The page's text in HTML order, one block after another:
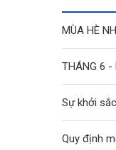
MÙA HÈ
THÁNG 6 -
Sự khởi
Quy định